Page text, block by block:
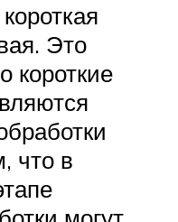
Это
короткие
что в